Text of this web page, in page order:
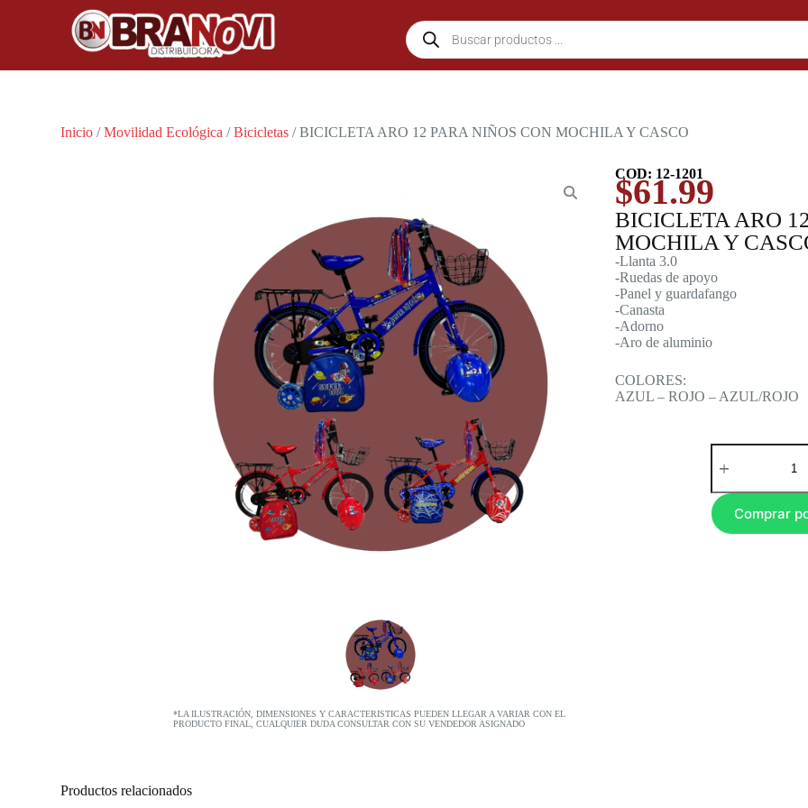
Inicio /Movilidad Ecológica /Bicicletas / BICICLETA ARO 12 PARA NIÑOS CON MOCHILA Y CASCO
*LA ILUSTRACIÓN, DIMENSIONES Y CARACTERISTICAS PUEDEN LLEGAR A VARIAR CON EL
PRODUCTO FINAL, CUALQUIER DUDA CONSULTAR CON SU VENDEDOR ASIGNADO
COD: 12-1201
$61.99
BICICLETA ARO
MOCHILA Y
-Llanta 3.0
-Ruedas de apoyo
-Panel y guardafango
-Canasta
-Adorno
-Aro de aluminio
COLORES:
AZUL – ROJO – AZUL/ROJO
Comprar
Productos relacionados